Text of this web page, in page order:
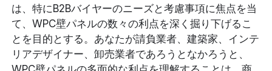
は、特にB2Bバイヤーのニーズと考慮事項に焦点を当
て、WPC壁パネルの数々の利点を深く掘り下げるこ
とを目的とする。あなたが請負業者、建築家、インテ
リアデザイナー、卸売業者であろうとなかろうと、